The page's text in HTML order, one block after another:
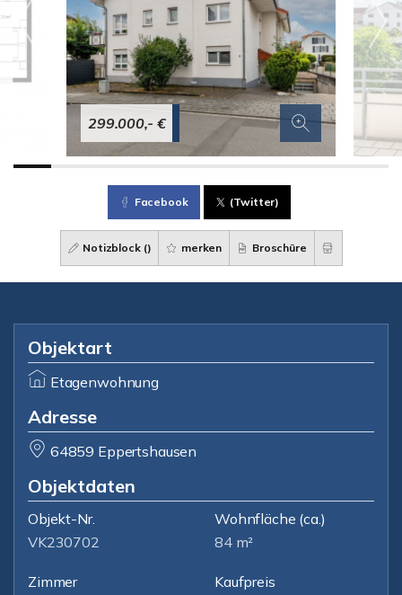
299.000,- €
Facebook (Twitter)
Notizblock () merken Broschüre
Objektart
Etagenwohnung
Adresse
64859 Eppertshausen
Objektdaten
Objekt-Nr.
VK230702
Wohnfläche (ca.)
84 m²
Zimmer
Kaufpreis